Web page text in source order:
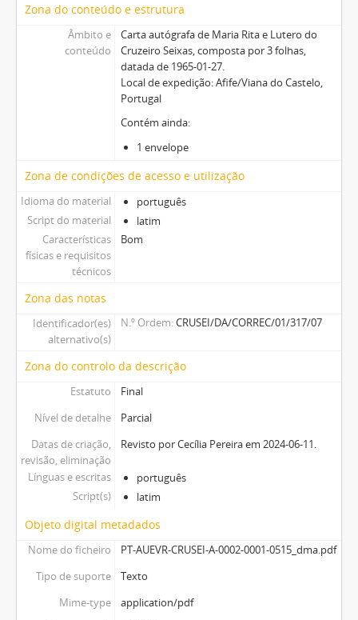
Zona do conteúdo e estrutura
Âmbito e
conteúdo
Carta autógrafa de Maria Rita e Lutero do
Cruzeiro Seixas, composta por 3 folhas,
datada de 1965-01-27.
Local de expedição: Afife/Viana do Castelo,
Portugal
Contém ainda:
1 envelope
Zona de condições de acesso e utilização
Idioma do material
português
Script do material
latim
Características
físicas e requisitos
técnicos
Bom
Zona das notas
Identificador(es)
alternativo(s)
N.º Ordem CRUSEI/DA/CORREC/01/317/07
Zona do controlo da descrição
Estatuto
Final
Nível de detalhe
Parcial
Datas de criação,
revisão, eliminação
Revisto por Cecília Pereira em 2024-06-11.
Línguas e escritas
português
Script(s)
latim
Objeto digital metadados
Nome do ficheiro
PT-AUEVR-CRUSEI-A-0002-0001-0515_dma.pdf
Tipo de suporte
Texto
Mime-type
application/pdf